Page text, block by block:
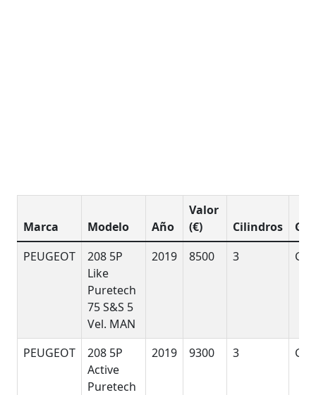
Marca Modelo Año
Valor
(€)
Cilindros
GD
PEUGEOT
208 5P
Like
Puretech
75 S&S 5
Vel. MAN
2019 8500 3 G
PEUGEOT
208 5P
Active
Puretech
2019 9300 3 G